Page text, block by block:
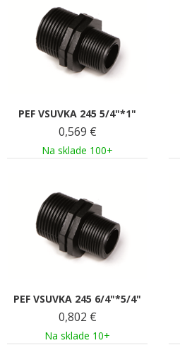
PEF VSUVKA 245 5/4"*1"
0,569 €
Na sklade 100+
PEF VSUVKA 245 6/4"*5/4"
0,802 €
Na sklade 10+